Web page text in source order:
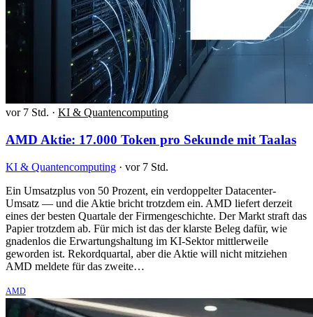
vor 7 Std. · KI & Quantencomputing
AMD Aktie: 17.000 Token pro Sekunde mit Taalas
KI & Quantencomputing · vor 7 Std.
Ein Umsatzplus von 50 Prozent, ein verdoppelter Datacenter-
Umsatz — und die Aktie bricht trotzdem ein. AMD liefert derzeit
eines der besten Quartale der Firmengeschichte. Der Markt straft das
Papier trotzdem ab. Für mich ist das der klarste Beleg dafür, wie
gnadenlos die Erwartungshaltung im KI-Sektor mittlerweile
geworden ist. Rekordquartal, aber die Aktie will nicht mitziehen
AMD meldete für das zweite…
AMD